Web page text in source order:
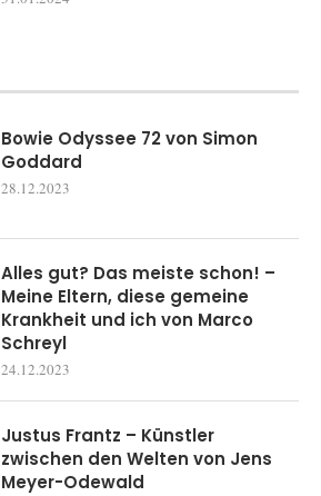
Bowie Odyssee 72 von Simon
Goddard
28.12.2023
Alles gut? Das meiste schon! –
Meine Eltern, diese gemeine
Krankheit und ich von Marco
Schreyl
24.12.2023
Justus Frantz – Künstler
zwischen den Welten von Jens
Meyer-Odewald